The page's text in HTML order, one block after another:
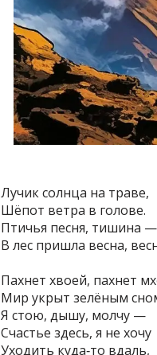
Лучик солнца на траве,
Шёпот ветра в голове.
Птичья песня, тишина —
В лес пришла весна,
Пахнет хвоей, пахнет
Мир укрыт зелёным
Я стою, дышу, молчу —
Счастье здесь, я не хочу
Уходить куда‑то вдаль,